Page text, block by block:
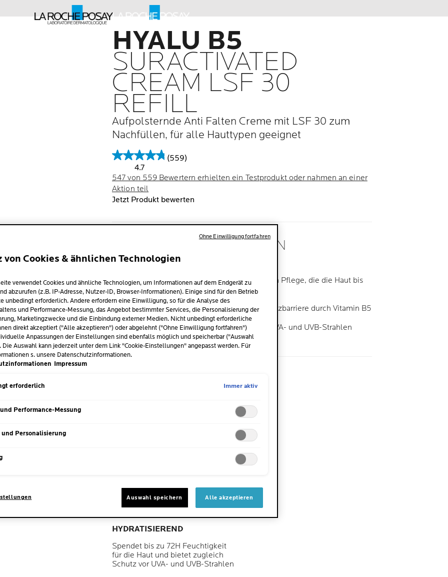
HYALU B5
SURACTIVATED
CREAM LSF 30
REFILL
Aufpolsternde Anti Falten Creme mit LSF 30 zum
Nachfüllen, für alle Hauttypen geeignet
4.7
(559)
547 von 559 Bewertern erhielten ein Testprodukt oder nahmen an einer
Aktion teil
Jetzt Produkt bewerten
VON DERMATOLOGEN
EMPFOHLEN
Refill der aufpolsternden Anti-Falten Pflege, die die Haut bis
zu 72H mit Feuchtigkeit versorgt
Regeneriert und stärkt die Hautschutzbarriere durch Vitamin B5
Bietet allen Hauttypen Schutz vor UVA- und UVB-Strahlen
ersten Anzeichen von Falten
HYDRATISIEREND
Spendet bis zu 72H Feuchtigkeit
für die Haut und bietet zugleich
Schutz vor UVA- und UVB-Strahlen
von Cookies & ähnlichen Technologien
verwendet Cookies und ähnliche Technologien, um Informationen auf dem Endgerät zu
abzurufen (z.B. IP-Adresse, Nutzer-ID, Browser-Informationen). Einige sind für den Betrieb
unbedingt erforderlich. Andere erfordern eine Einwilligung, so für die Analyse des
und Performance-Messung, das Angebot bestimmter Services, die Personalisierung der
Marketingzwecke und die Einbindung externer Medien. Nicht unbedingt erforderliche
direkt akzeptiert ("Alle akzeptieren") oder abgelehnt ("Ohne Einwilligung fortfahren")
Anpassungen der Einstellungen sind ebenfalls möglich und speicherbar ("Auswahl
Die Auswahl kann jederzeit unter dem Link "Cookie-Einstellungen" angepasst werden. Für
s. unsere Datenschutzinformationen.
Impressum
erforderlich Immer aktiv
Performance-Messung
und Personalisierung
Auswahl speichern Alle akzeptieren
Ohne Einwilligung fortfahren